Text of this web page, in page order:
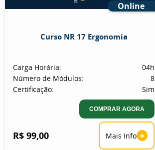
Online
Curso NR 17 Ergonomia
Carga Horária:
04h
Número de Módulos:
8
Certificação:
Sim
COMPRAR AGORA
R$ 99,00 Mais Info +